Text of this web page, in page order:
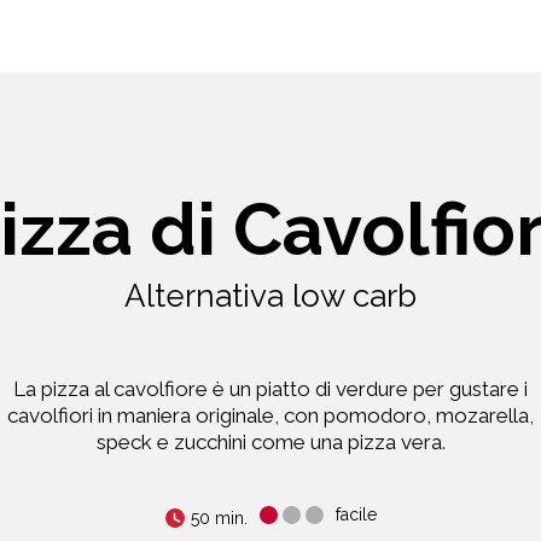
di
Alternativa low carb
La pizza al cavolfiore è un piatto di verdure per gustare i
cavolfiori in maniera originale, con pomodoro, mozarella,
speck e zucchini come una pizza vera.
50 min. facile